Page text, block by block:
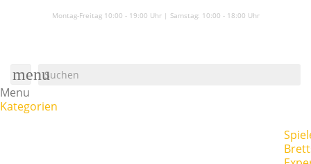
Montag-Freitag 10:00 - 19:00 Uhr | Samstag: 10:00 - 18:00 Uhr
menu
Menu
Kategorien